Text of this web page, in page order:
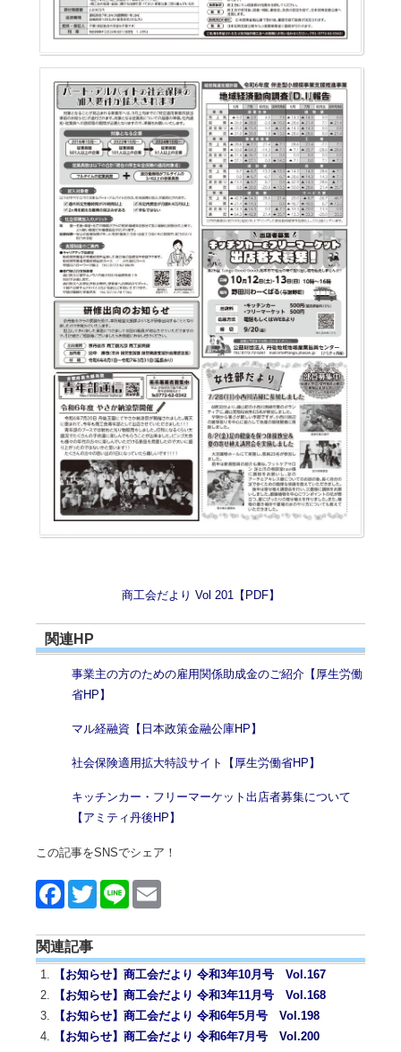
商工会だより Vol 201【PDF】
関連HP
事業主の方のための雇用関係助成金のご紹介【厚生労働
省HP】
マル経融資【日本政策金融公庫HP】
社会保険適用拡大特設サイト【厚生労働省HP】
キッチンカー・フリーマーケット出店者募集について
【アミティ丹後HP】
この記事をSNSでシェア！
Face Twitt Line
関連記事
【お知らせ】商工会だより 令和3年10月号 Vol.167
【お知らせ】商工会だより 令和3年11月号 Vol.168
【お知らせ】商工会だより 令和6年5月号 Vol.198
【お知らせ】商工会だより 令和6年7月号 Vol.200